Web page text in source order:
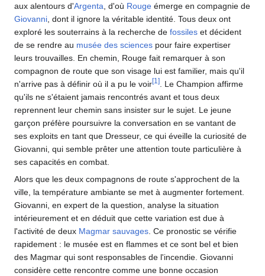
aux alentours d'Argenta , d'où Rouge émerge en compagnie de
Giovanni , dont il ignore la véritable identité. Tous deux ont
exploré les souterrains à la recherche de fossiles et décident
de se rendre au musée des sciences pour faire expertiser
leurs trouvailles. En chemin, Rouge fait remarquer à son
compagnon de route que son visage lui est familier, mais qu'il
n'arrive pas à définir où il a pu le voir[1 ]
. Le Champion affirme
qu'ils ne s'étaient jamais rencontrés avant et tous deux
reprennent leur chemin sans insister sur le sujet. Le jeune
garçon préfère poursuivre la conversation en se vantant de
ses exploits en tant que Dresseur, ce qui éveille la curiosité de
Giovanni, qui semble prêter une attention toute particulière à
ses capacités en combat.
Alors que les deux compagnons de route s'approchent de la
ville, la température ambiante se met à augmenter fortement.
Giovanni, en expert de la question, analyse la situation
intérieurement et en déduit que cette variation est due à
l'activité de deux Magmar sauvages . Ce pronostic se vérifie
rapidement : le musée est en flammes et ce sont bel et bien
des Magmar qui sont responsables de l'incendie. Giovanni
considère cette rencontre comme une bonne occasion